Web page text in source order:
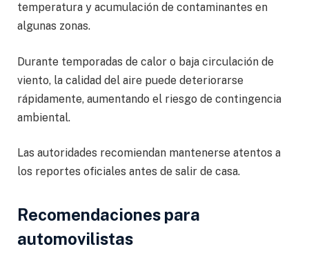
temperatura y acumulación de contaminantes en
algunas zonas.
Durante temporadas de calor o baja circulación de
viento, la calidad del aire puede deteriorarse
rápidamente, aumentando el riesgo de contingencia
ambiental.
Las autoridades recomiendan mantenerse atentos a
los reportes oficiales antes de salir de casa.
Recomendaciones para
automovilistas